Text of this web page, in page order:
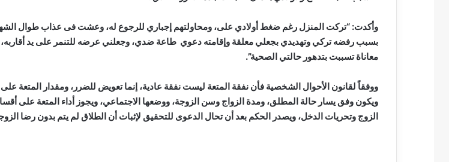
وأكدت: “تركت المنزل رغم ضغط أولادي على، ومحاولتهم إجباري للرجوع له، وعشت فى عذاب طوال
بسبب رفضه تركي وتهديدي بجعلي معلقة وإقامته دعوي طاعة ضدي، وجعلني عرضه للتنمر على يد
معاناة تسببت بتدهور حالتي الصحية”.
ووفقاً لقانون الأحوال الشخصية فأن نفقة المتعة ليست نفقة عادية، إنما تعويض للضرر، ومقدار المتعة
ويكون وفق يسار حالة المطلق، ومدة الزواج وسن الزوجة، ووضعها الاجتماعي، ويجوز أداء المتعة على
الزوج وتحريات الدخل، ويصدر الحكم بعد أن تحال الدعوى للتحقيق لإثبات أن الطلاق لم يتم بدون رضا